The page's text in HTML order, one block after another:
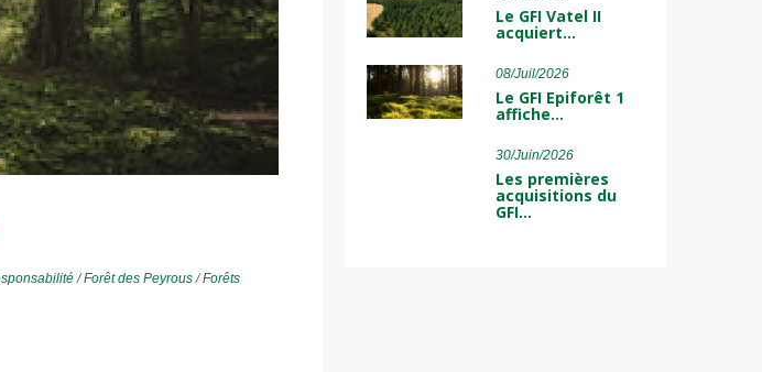
/Forêt des Peyrous/Forêts
Le GFI Vatel II
acquiert…
08/Juil/2026
Le GFI Epiforêt 1
affiche…
30/Juin/2026
Les premières
acquisitions du
GFI…